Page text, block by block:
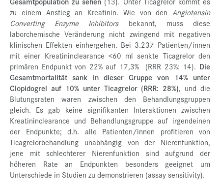
zu einem Anstieg an Kreatinin. Wie von den Angiotensin
Converting Enzyme Inhibitorsbekannt, muss diese
laborchemische Veränderung nicht zwingend mit negativen
klinischen Effekten einhergehen. Bei 3.237 Patienten/innen
mit einer Kreatininclearance <60 ml senkte Ticagrelor den
primären Endpunkt von 22% auf 17,3% (RRR 23%: 14). Die
Gesamtmortalität sank in dieser Gruppe von 14% unter
Clopidogrel auf 10% unter Ticagrelor (RRR: 28%), und die
Blutungsraten waren zwischen den Behandlungsgruppen
gleich. Es gab keine signifikanten Interaktionen zwischen
Kreatininclearance und Behandlungsgruppe auf irgendeinen
der Endpunkte; d.h. alle Patienten/innen profitieren von
Ticagrelorbehandlung unabhängig von der Nierenfunktion,
jene mit schlechterer Nierenfunktion sind aufgrund der
höheren Rate an Endpunkten besonders geeignet um
Unterschiede in Studien zu demonstrieren (assay sensitivity).